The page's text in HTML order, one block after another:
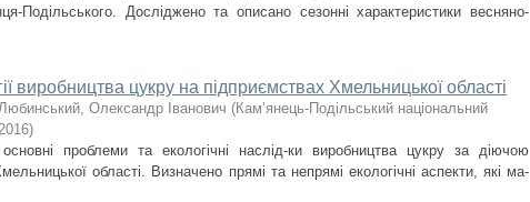
Подільського. Досліджено та описано сезонні характеристики весняно-
виробництва цукру на підприємствах Хмельницької області
Олександр Іванович (Кам’янець-Подільський національний
)
проблеми та екологічні наслід-ки виробництва цукру за діючою
області. Визначено прямі та непрямі екологічні аспекти, які ма-